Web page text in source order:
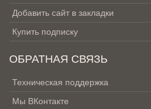
Добавить сайт в закладки
Купить подписку
ОБРАТНАЯ СВЯЗЬ
Техническая поддержка
Мы ВКонтакте